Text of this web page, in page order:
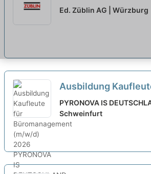
Büromanagement
Ed. Züblin AG | Würzburg
Ausbildung
Büromanagement
neu
PYRONOVA IS
Schweinfurt